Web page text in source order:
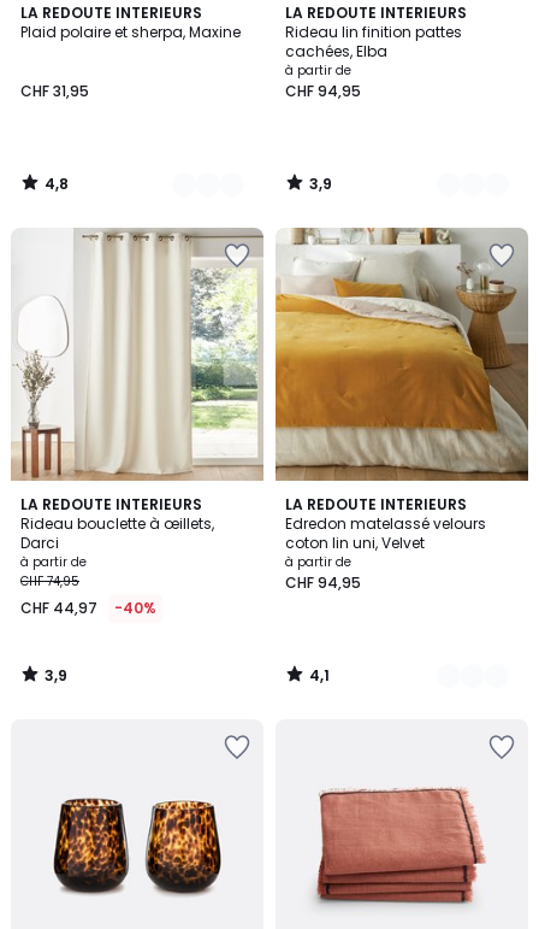
LA REDOUTE INTERIEURS
Plaid polaire et sherpa, Maxine
CHF 31,95
4,8
/ 5
10
Couleurs
4,8
/
LA REDOUTE INTERIEURS
Rideau lin finition pattes
cachées, Elba
à partir de
CHF 94,95
3,9
/ 5
6
Couleurs
3,9
/
LA REDOUTE INTERIEURS
Rideau bouclette à œillets,
Darci
à partir de
CHF 74,95
CHF 44,97 -40%
3,9
/ 5
3,9
/
LA REDOUTE INTERIEURS
Edredon matelassé velours
coton lin uni, Velvet
à partir de
CHF 94,95
4,1
/ 5
7
Couleurs
4,1
/